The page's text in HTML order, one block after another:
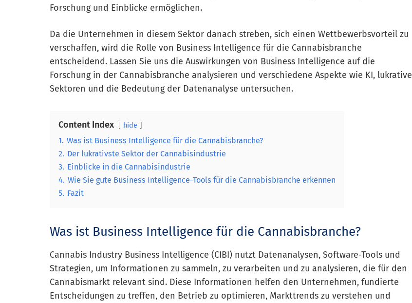
Forschung und Einblicke ermöglichen.
Da die Unternehmen in diesem Sektor danach streben, sich einen Wettbewerbsvorteil zu
verschaffen, wird die Rolle von Business Intelligence für die Cannabisbranche
entscheidend. Lassen Sie uns die Auswirkungen von Business Intelligence auf die
Forschung in der Cannabisbranche analysieren und verschiedene Aspekte wie KI, lukrative
Sektoren und die Bedeutung der Datenanalyse untersuchen.
Content Index hide
1. Was ist Business Intelligence für die Cannabisbranche?
2. Der lukrativste Sektor der Cannabisindustrie
3. Einblicke in die Cannabisindustrie
4. Wie Sie gute Business Intelligence-Tools für die Cannabisbranche erkennen
5. Fazit
Was ist Business Intelligence für die Cannabisbranche?
Cannabis Industry Business Intelligence (CIBI) nutzt Datenanalysen, Software-Tools und
Strategien, um Informationen zu sammeln, zu verarbeiten und zu analysieren, die für den
Cannabismarkt relevant sind. Diese Informationen helfen den Unternehmen, fundierte
Entscheidungen zu treffen, den Betrieb zu optimieren, Markttrends zu verstehen und